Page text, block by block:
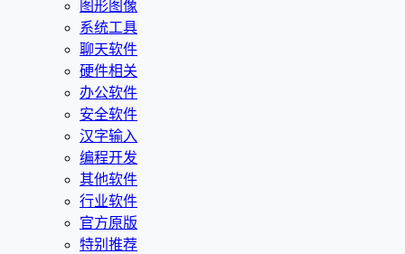
图形图像
系统工具
聊天软件
硬件相关
办公软件
安全软件
汉字输入
编程开发
其他软件
行业软件
官方原版
特别推荐